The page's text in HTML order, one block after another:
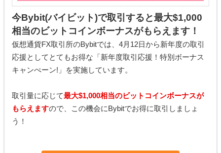
今Bybit(バイビット)で取引すると最大$1,000
相当のビットコインボーナスがもらえます！
仮想通貨FX取引所のBybitでは、4月12日から新年度の取引
応援としてとてもお得な「新年度取引応援！特別ボーナス
キャンぺーン!」を実施しています。
取引量に応じて最大$1,000相当のビットコインボーナスが
もらえますので、この機会にBybitでお得に取引しましょ
う！